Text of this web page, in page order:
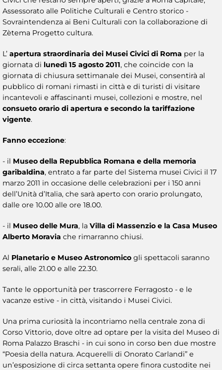
Assessorato alle Politiche Culturali e Centro storico -
Sovraintendenza ai Beni Culturali con la collaborazione di
Zètema Progetto cultura.
L’ apertura straordinaria dei Musei Civici di Roma per la
giornata di lunedì 15 agosto 2011, che coincide con la
giornata di chiusura settimanale dei Musei, consentirà al
pubblico di romani rimasti in città e di turisti di visitare
incantevoli e affascinanti musei, collezioni e mostre, nel
consueto orario di apertura e secondo la tariffazione
vigente.
Fanno eccezione:
- il Museo della Repubblica Romana e della memoria
garibaldina, entrato a far parte del Sistema musei Civici il 17
marzo 2011 in occasione delle celebrazioni per i 150 anni
dell’Unità d’Italia, che sarà aperto con orario prolungato,
dalle ore 10.00 alle ore 18.00.
- il Museo delle Mura, la Villa di Massenzio e la Casa Museo
Alberto Moravia che rimarranno chiusi.
Al Planetario e Museo Astronomico gli spettacoli saranno
serali, alle 21.00 e alle 22.30.
Tante le opportunità per trascorrere Ferragosto - e le
vacanze estive - in città, visitando i Musei Civici.
Una prima curiosità la incontriamo nella centrale zona di
Corso Vittorio, dove oltre ad optare per la visita del Museo di
Roma Palazzo Braschi - in cui sono in corso ben due mostre
“Poesia della natura. Acquerelli di Onorato Carlandi” e
un’esposizione di circa settanta opere finora custodite nei